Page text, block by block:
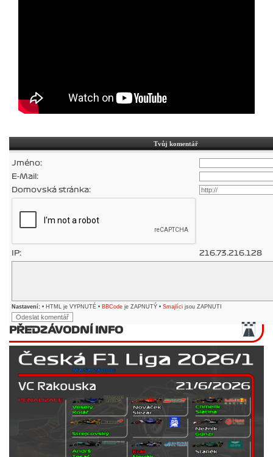
Tvůj komentář
Jméno:
E-Mail:
Domovská stránka:
IP: 216.73.216.128
Nastavení: • HTML je VYPNUTÉ • BBCode je ZAPNUTÝ • Smajlíci jsou ZAPNUTI
PŘEDZÁVODNÍ INFO